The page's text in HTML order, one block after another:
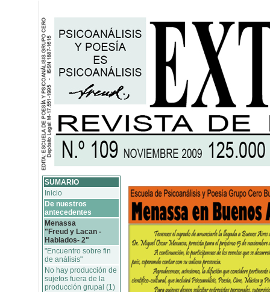
SUMARIO
Inicio
De nuestros
antecedentes
Menassa
"Freud y Lacan -
Hablados- 2"
"Encuentro sobre fin
de análisis"
No hay producción de
sujetos fuera de la
producción grupal (1)